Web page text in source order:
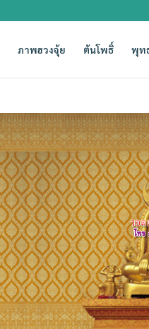
ภาพฮวงจุ้ย ต้นโพธิ์ พุท